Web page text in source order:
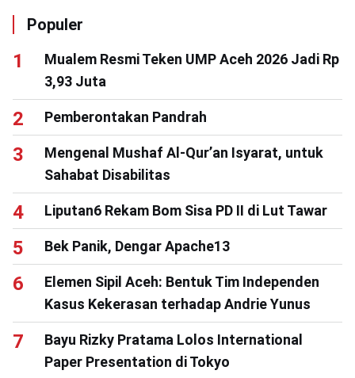
Populer
Mualem Resmi Teken UMP Aceh 2026 Jadi Rp
3,93 Juta
Pemberontakan Pandrah
Mengenal Mushaf Al-Qur’an Isyarat, untuk
Sahabat Disabilitas
Liputan6 Rekam Bom Sisa PD II di Lut Tawar
Bek Panik, Dengar Apache13
Elemen Sipil Aceh: Bentuk Tim Independen
Kasus Kekerasan terhadap Andrie Yunus
Bayu Rizky Pratama Lolos International
Paper Presentation di Tokyo